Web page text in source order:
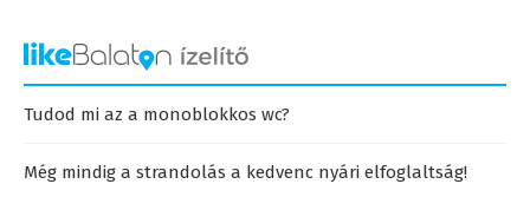
Tudod mi az a monoblokkos wc?
Még mindig a strandolás a kedvenc nyári elfoglaltság!